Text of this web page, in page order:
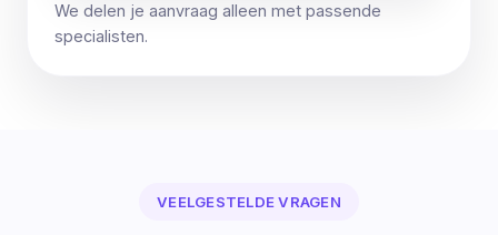
We delen je aanvraag alleen met passende
specialisten.
VEELGESTELDE VRAGEN